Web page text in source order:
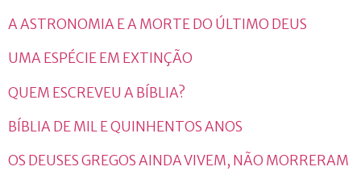
A ASTRONOMIA E A MORTE DO ÚLTIMO DEUS
UMA ESPÉCIE EM EXTINÇÃO
QUEM ESCREVEU A BÍBLIA?
BÍBLIA DE MIL E QUINHENTOS ANOS
OS DEUSES GREGOS AINDA VIVEM, NÃO MORRERAM